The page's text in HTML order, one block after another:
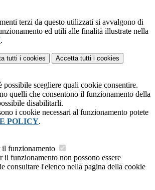
terzi da questo utilizzati si avvalgono di
ed utili alle finalità illustrate nella
.
tutti i cookies Accetta tutti i cookies
possibile scegliere quali cookie consentire.
quelli che consentono il funzionamento della
disabilitarli.
i cookie necessari al funzionamento potete
POLICY.
il funzionamento
il funzionamento non possono essere
consultare l'elenco nella pagina della cookie